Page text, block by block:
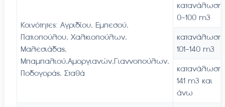
Κοινότητες: Αγριδίου, Εμπεσού,
Πατιοπούλου, Χαλκιοπούλων,
Μαλεσιάδας,
Μπαμπαλιού,Αμοργιανών,Γιαννοπούλων,
Ποδογοράς, Σταθά
κατανάλωση
0-100 m3
κατανάλωση
101-140 m3
κατανάλωση
141 m3 και
άνω